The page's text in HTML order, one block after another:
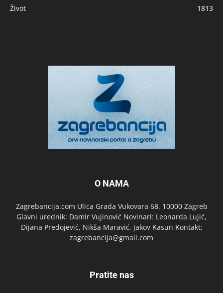
Život
1813
O NAMA
Zagrebancija.com Ulica Grada Vukovara 68, 10000 Zagreb
Glavni urednik: Damir Vujinović Novinari: Leonarda Lujić,
Dijana Predojević, Nikša Maravić, Jakov Kasun Kontakt:
zagrebancija@gmail.com
Pratite nas